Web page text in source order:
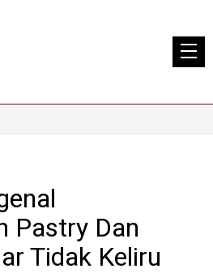
Pastry Dan
Tidak Keliru